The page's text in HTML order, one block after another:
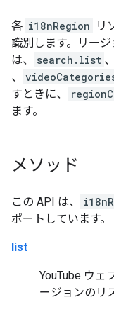
各 i18nRegion
リ
識別します。リー
は、
search.list 、
、
すときに、
ます。
メソッド
この API は、
ポートしています。
list
YouTube ウェ
ージョンのリ